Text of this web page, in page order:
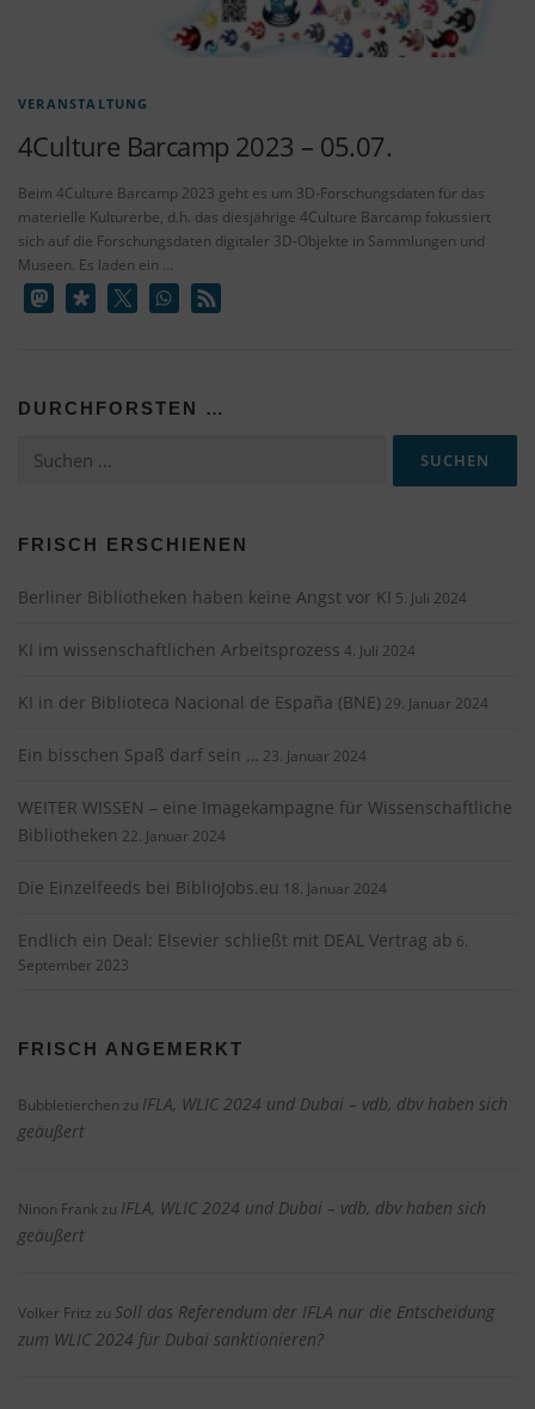
VERANSTALTUNG
4Culture Barcamp 2023 – 05.07.
Beim 4Culture Barcamp 2023 geht es um 3D-Forschungsdaten für das
materielle Kulturerbe, d.h. das diesjährige 4Culture Barcamp fokussiert
sich auf die Forschungsdaten digitaler 3D-Objekte in Sammlungen und
Museen. Es laden ein …
DURCHFORSTEN …
nach:
FRISCH ERSCHIENEN
Berliner Bibliotheken haben keine Angst vor KI 5. Juli 2024
KI im wissenschaftlichen Arbeitsprozess 4. Juli 2024
KI in der Biblioteca Nacional de España (BNE) 29. Januar 2024
Ein bisschen Spaß darf sein … 23. Januar 2024
WEITER WISSEN – eine Imagekampagne für Wissenschaftliche
Bibliotheken 22. Januar 2024
Die Einzelfeeds bei BiblioJobs.eu 18. Januar 2024
Endlich ein Deal: Elsevier schließt mit DEAL Vertrag ab 6.
September 2023
FRISCH ANGEMERKT
Bubbletierchen zu IFLA, WLIC 2024 und Dubai – vdb, dbv haben sich
geäußert
Ninon Frank zu IFLA, WLIC 2024 und Dubai – vdb, dbv haben sich
geäußert
Volker Fritz zu Soll das Referendum der IFLA nur die Entscheidung
zum WLIC 2024 für Dubai sanktionieren?